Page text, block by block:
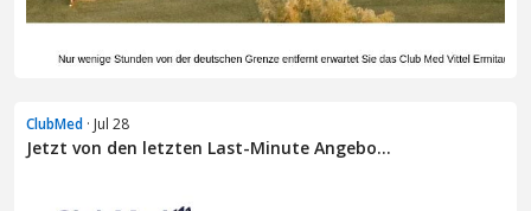
ClubMed · Jul 28
Jetzt von den letzten Last-Minute Angebo...